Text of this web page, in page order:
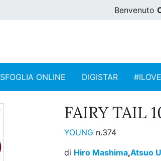
Benvenuto
SFOGLIA ONLINE DIGISTAR
FAIRY TAIL
YOUNG n.374
di Hiro Mashima,Atsuo